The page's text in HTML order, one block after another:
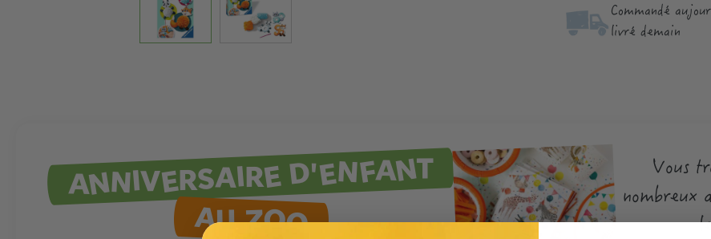
Commandé
livré demain
ANNIVERSAIRE D'ENFANT
AU ZOO
Vous
nombreux